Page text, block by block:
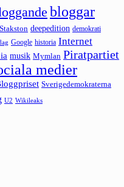
bloggar
deepedition demokrati
Google historia Internet
musik Mymlan Piratpartiet
medier
Sverigedemokraterna
U2 Wikileaks